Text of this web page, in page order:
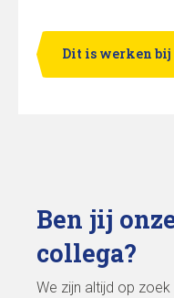
Dit is werken bij
Ben jij
collega?
We zijn altijd op zoek